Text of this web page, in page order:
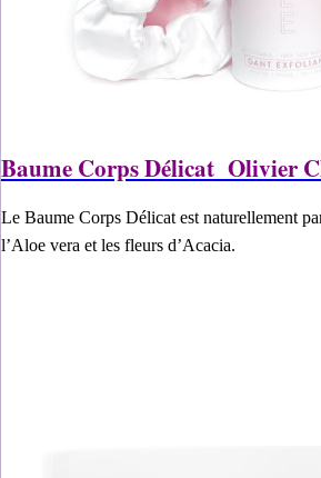
Baume Corps Délicat Olivier
Le Baume Corps Délicat est naturellement
l’Aloe vera et les fleurs d’Acacia.